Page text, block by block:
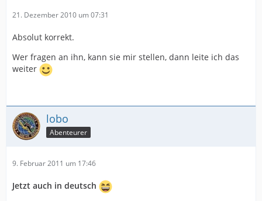
21. Dezember 2010 um 07:31
Absolut korrekt.
Wer fragen an ihn, kann sie mir stellen, dann leite ich das
weiter
lobo
Abenteurer
9. Februar 2011 um 17:46
Jetzt auch in deutsch